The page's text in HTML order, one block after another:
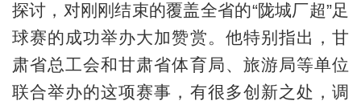
探讨，对刚刚结束的覆盖全省的“陇城厂超”足
球赛的成功举办大加赞赏。他特别指出，甘
肃省总工会和甘肃省体育局、旅游局等单位
联合举办的这项赛事，有很多创新之处，调